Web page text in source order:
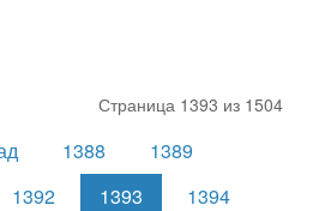
Страница 1393 из 1504
1388
1389
1392 1393
1394